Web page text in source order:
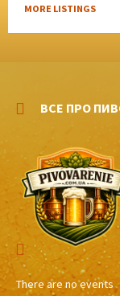
MORE LISTINGS
ВСЕ ПРО
There are no events